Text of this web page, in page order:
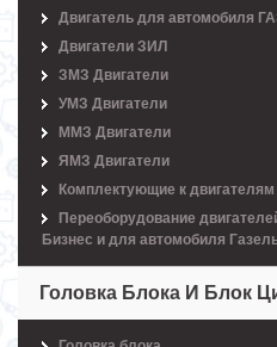
Двигатель для автомобиля
Двигатели ЗИЛ
ЗМЗ Двигатели
УМЗ Двигатели
ММЗ Двигатели
ЯМЗ Двигатели
Комплектующие к двигателям
Переоборудование
Бизнес и для автомобиля
Головка Блока И Блок